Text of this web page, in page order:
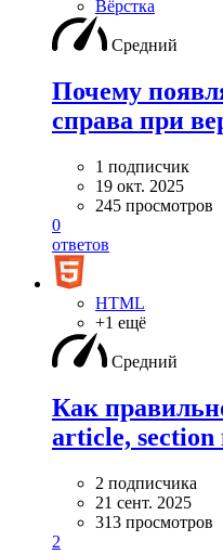
Вёрстка
Средний
Почему
справа при
1 подписчик
19 окт. 2025
245 просмотров
0
ответов
HTML
+1 ещё
Средний
Как
article, section
2 подписчика
21 сент. 2025
313 просмотров
2